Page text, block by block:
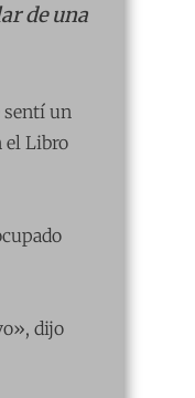
de una
sentí un
el Libro
dijo